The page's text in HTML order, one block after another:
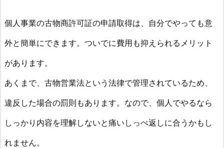
個人事業の古物商許可証の申請取得は、自分でやっても意
外と簡単にできます。ついでに費用も抑えられるメリット
があります。
あくまで、古物営業法という法律で管理されているため、
違反した場合の罰則もあります。なので、個人でやるなら
しっかり内容を理解しないと痛いしっぺ返しに合うかもし
れません。